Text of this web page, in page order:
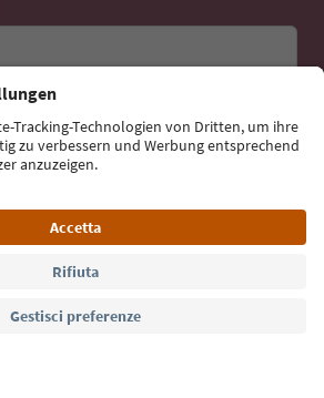
Iscriviti alla newsletter